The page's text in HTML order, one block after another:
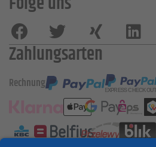
Zahlungsarten
Rechnung